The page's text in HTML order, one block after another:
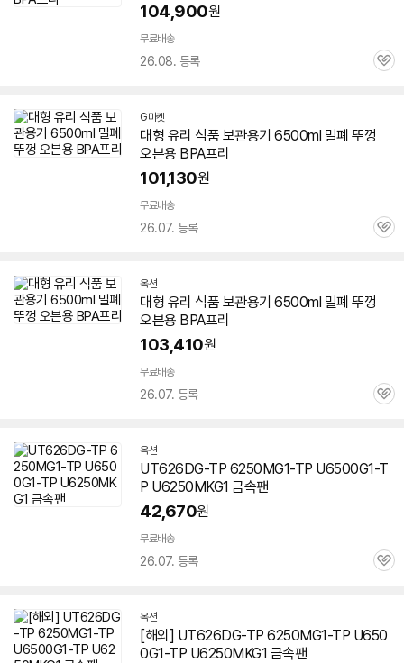
104,900원
무료배송
26.08. 등록
관
G마켓
대형 유리 식품 보관용기 6500ml 밀폐 뚜껑
오븐용 BPA프리
101,130원
무료배송
26.07. 등록
관
옥션
대형 유리 식품 보관용기 6500ml 밀폐 뚜껑
오븐용 BPA프리
103,410원
무료배송
26.07. 등록
관
옥션
UT626DG-TP 6250MG1-TP U6500G1-T
P U6250MKG1 금속팬
42,670원
무료배송
26.07. 등록
관
옥션
[해외] UT626DG-TP 6250MG1-TP U650
0G1-TP U6250MKG1 금속팬